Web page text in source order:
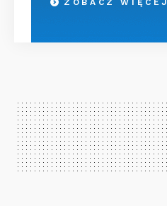
ZOBACZ WIĘCEJ